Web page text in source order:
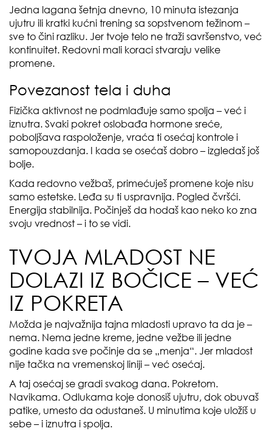
Jedna lagana šetnja dnevno, 10 minuta istezanja
ujutru ili kratki kućni trening sa sopstvenom težinom –
sve to čini razliku. Jer tvoje telo ne traži savršenstvo, već
kontinuitet. Redovni mali koraci stvaraju velike
promene.
Povezanost tela i duha
Fizička aktivnost ne podmlađuje samo spolja – već i
iznutra. Svaki pokret oslobađa hormone sreće,
poboljšava raspoloženje, vraća ti osećaj kontrole i
samopouzdanja. I kada se osećaš dobro – izgledaš još
bolje.
Kada redovno vežbaš, primećuješ promene koje nisu
samo estetske. Leđa su ti uspravnija. Pogled čvršći.
Energija stabilnija. Počinješ da hodaš kao neko ko zna
svoju vrednost – i to se vidi.
TVOJA MLADOST NE
DOLAZI IZ BOČICE – VEĆ
IZ POKRETA
Možda je najvažnija tajna mladosti upravo ta da je –
nema. Nema jedne kreme, jedne vežbe ili jedne
godine kada sve počinje da se „menja“. Jer mladost
nije tačka na vremenskoj liniji – već osećaj.
A taj osećaj se gradi svakog dana. Pokretom.
Navikama. Odlukama koje donosiš ujutru, dok obuvaš
patike, umesto da odustaneš. U minutima koje uložiš u
sebe – i iznutra i spolja.